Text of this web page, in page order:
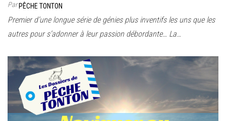
ParPÊCHE TONTON
Premier d’une longue série de génies plus inventifs les uns que les
autres pour s’adonner à leur passion débordante… La…